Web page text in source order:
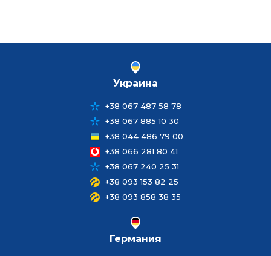
Украина
+38 067 487 58 78
+38 067 885 10 30
+38 044 486 79 00
+38 066 281 80 41
+38 067 240 25 31
+38 093 153 82 25
+38 093 858 38 35
Германия